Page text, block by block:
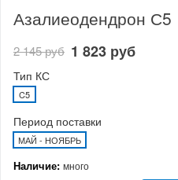
Азалиеодендрон С5
2 145 руб 1 823 руб
Тип КС
C5
Период поставки
МАЙ - НОЯБРЬ
Наличие: много